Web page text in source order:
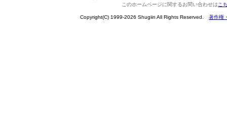
このホームページに関するお問い合わせは こ
Copyright(C) 1999-2026 Shugiin All Rights Reserved. 著作権